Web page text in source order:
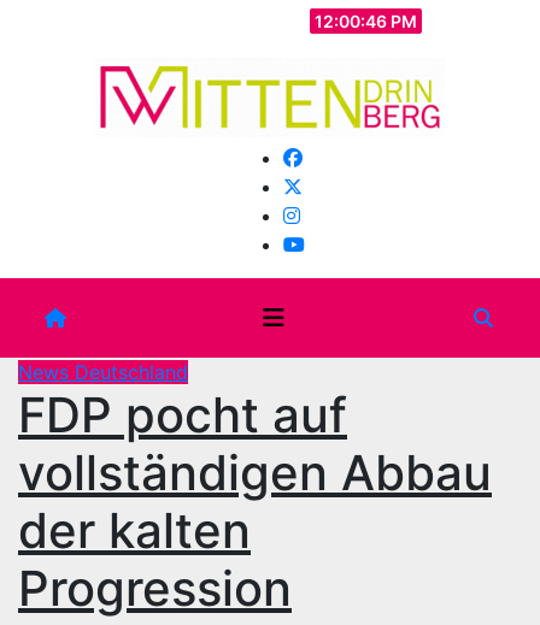
12:00:48 PM
News Deutschland
FDP pocht auf
vollständigen Abbau
der kalten
Progression